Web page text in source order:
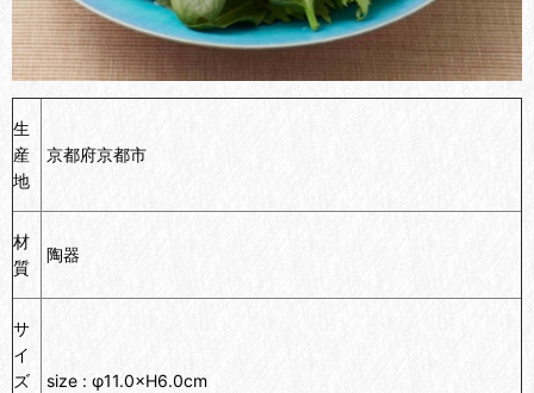
生
産
地
京都府京都市
材
質
陶器
サ
イ
ズ
size : φ11.0×H6.0cm